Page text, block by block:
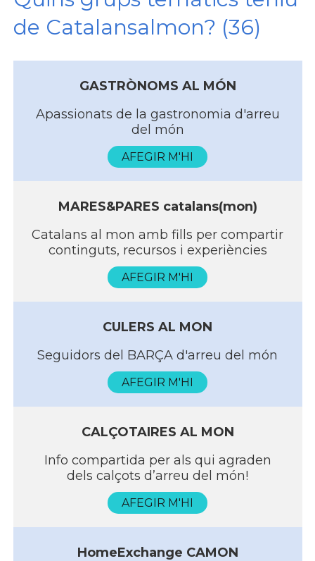
de Catalansalmon? (36)
GASTRÒNOMS AL MÓN
Apassionats de la gastronomia d'arreu
del món
AFEGIR M'HI
MARES&PARES catalans(mon)
Catalans al mon amb fills per compartir
continguts, recursos i experiències
AFEGIR M'HI
CULERS AL MON
Seguidors del BARÇA d'arreu del món
AFEGIR M'HI
CALÇOTAIRES AL MON
Info compartida per als qui agraden
dels calçots d’arreu del món!
AFEGIR M'HI
HomeExchange CAMON